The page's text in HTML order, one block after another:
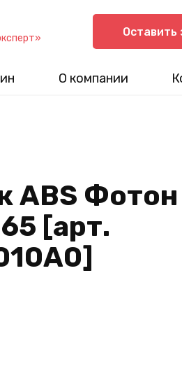
О компании
Оставить
ABS Фотон
[арт.